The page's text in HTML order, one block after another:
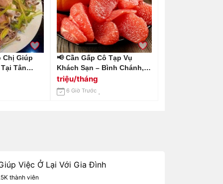
Chị Giúp
Tân
📢 Cần Gấp Cô Tạp Vụ
Khách Sạn – Bình Chánh,
Long An 📢 Gọi Em
0966529171
triệu/tháng
6 Giờ Trước
Việc Ở Lại Với Gia Đình
thành viên